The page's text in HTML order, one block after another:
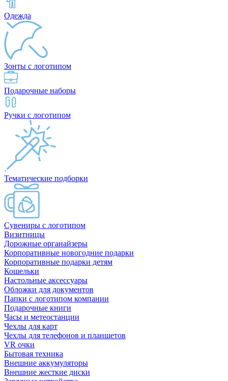
Одежда
Зонты с логотипом
Подарочные наборы
Ручки с логотипом
Тематические подборки
Сувениры с логотипом
Визитницы
Дорожные органайзеры
Корпоративные новогодние подарки
Корпоративные подарки детям
Кошельки
Настольные аксессуары
Обложки для документов
Папки с логотипом компании
Подарочные книги
Часы и метеостанции
Чехлы для карт
Чехлы для телефонов и планшетов
VR очки
Бытовая техника
Внешние аккумуляторы
Внешние жесткие диски